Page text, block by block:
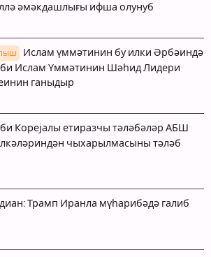
әмәкдашлығы ифша олунуб
Ислам үммәтинин бу илки Әрбәиндә
Ислам Үммәтинин Шәһид Лидери
ганыдыр
Корејалы етиразчы тәләбәләр АБШ
чыхарылмасыны тәләб
Трамп Иранла мүһарибәдә галиб